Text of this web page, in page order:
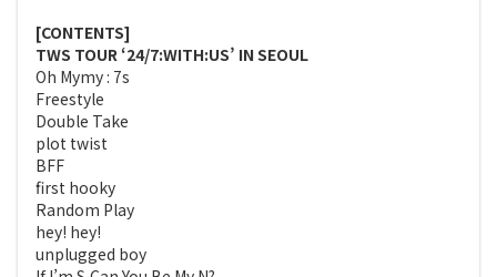
[CONTENTS]
TWS TOUR ‘24/7:WITH:US’ IN SEOUL
Oh Mymy : 7s
Freestyle
Double Take
plot twist
BFF
first hooky
Random Play
hey! hey!
unplugged boy